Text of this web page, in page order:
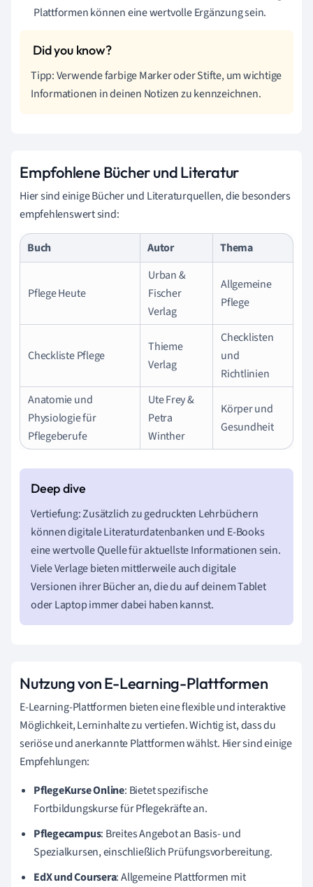
Plattformen können eine wertvolle Ergänzung sein.
Tipp: Verwende farbige Marker oder Stifte, um wichtige
Informationen in deinen Notizen zu kennzeichnen.
Empfohlene Bücher und Literatur
Hier sind einige Bücher und Literaturquellen, die besonders
empfehlenswert sind:
Buch Autor Thema
Pflege Heute
Urban &
Fischer
Verlag
Allgemeine
Pflege
Checkliste Pflege
Thieme
Verlag
Checklisten
und
Richtlinien
Anatomie und
Physiologie für
Pflegeberufe
Ute Frey &
Petra
Winther
Körper und
Gesundheit
Vertiefung: Zusätzlich zu gedruckten Lehrbüchern
können digitale Literaturdatenbanken und E-Books
eine wertvolle Quelle für aktuellste Informationen sein.
Viele Verlage bieten mittlerweile auch digitale
Versionen ihrer Bücher an, die du auf deinem Tablet
oder Laptop immer dabei haben kannst.
Nutzung von E-Learning-Plattformen
E-Learning-Plattformen bieten eine flexible und interaktive
Möglichkeit, Lerninhalte zu vertiefen. Wichtig ist, dass du
seriöse und anerkannte Plattformen wählst. Hier sind einige
Empfehlungen:
PflegeKurse Online: Bietet spezifische
Fortbildungskurse für Pflegekräfte an.
Pflegecampus: Breites Angebot an Basis- und
Spezialkursen, einschließlich Prüfungsvorbereitung.
EdX und Coursera: Allgemeine Plattformen mit